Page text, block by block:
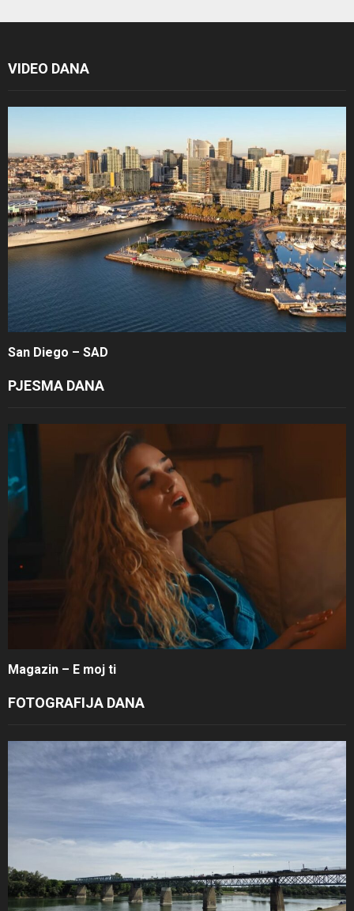
VIDEO DANA
San Diego – SAD
PJESMA DANA
Magazin – E moj ti
FOTOGRAFIJA DANA